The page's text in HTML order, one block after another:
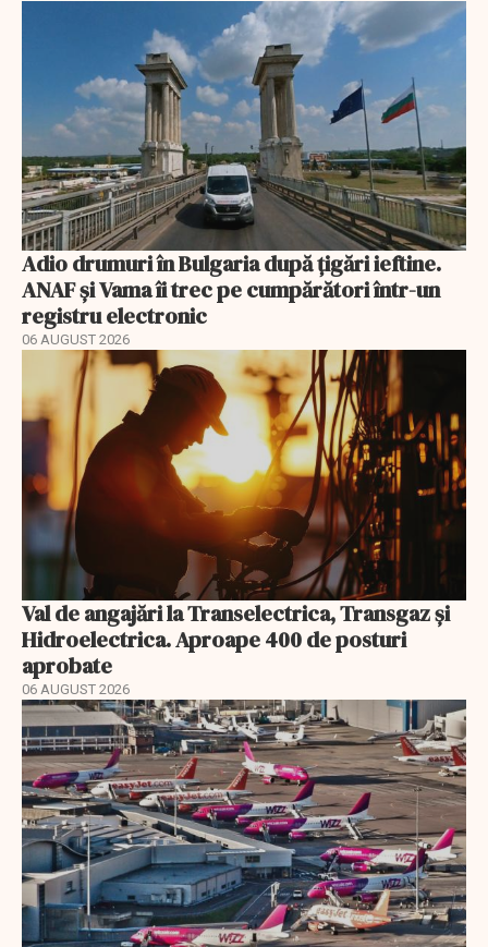
Adio drumuri în Bulgaria după țigări ieftine.
ANAF și Vama îi trec pe cumpărători într-un
registru electronic
06 AUGUST 2026
Val de angajări la Transelectrica, Transgaz și
Hidroelectrica. Aproape 400 de posturi
aprobate
06 AUGUST 2026